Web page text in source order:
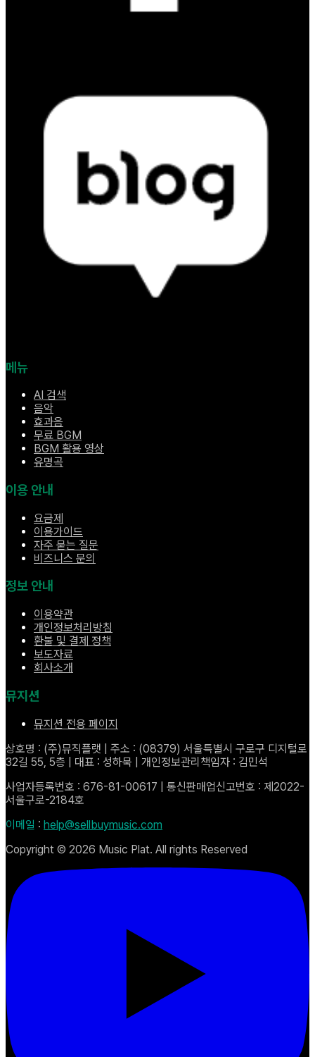
메뉴
AI 검색
음악
효과음
무료 BGM
BGM 활용 영상
유명곡
이용 안내
요금제
이용가이드
자주 묻는 질문
비즈니스 문의
정보 안내
이용약관
개인정보처리방침
환불 및 결제 정책
보도자료
회사소개
뮤지션
뮤지션 전용 페이지
상호명 : (주)뮤직플랫 | 주소 : (08379) 서울특별시 구로구 디지털로
32길 55, 5층 | 대표 : 성하묵 | 개인정보관리책임자 : 김민석
사업자등록번호 : 676-81-00617 | 통신판매업신고번호 : 제2022-
서울구로-2184호
이메일 : help@sellbuymusic.com
Copyright © 2026 Music Plat. All rights Reserved